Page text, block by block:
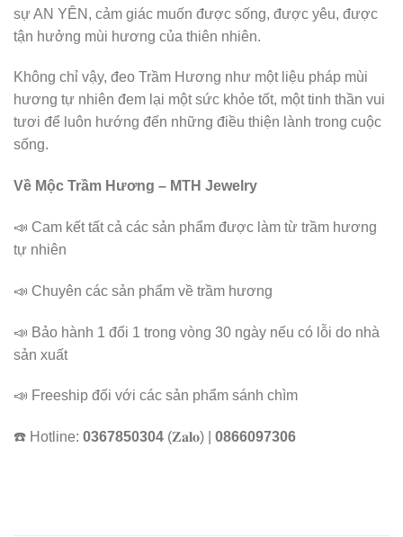
sự AN YÊN, cảm giác muốn được sống, được yêu, được
tận hưởng mùi hương của thiên nhiên.
Không chỉ vậy, đeo Trầm Hương như một liệu pháp mùi
hương tự nhiên đem lại một sức khỏe tốt, một tinh thần vui
tươi để luôn hướng đến những điều thiện lành trong cuộc
sống.
Về Mộc Trầm Hương – MTH Jewelry
📣 Cam kết tất cả các sản phẩm được làm từ trầm hương
tự nhiên
📣 Chuyên các sản phẩm về trầm hương
📣 Bảo hành 1 đổi 1 trong vòng 30 ngày nếu có lỗi do nhà
sản xuất
📣 Freeship đối với các sản phẩm sánh chìm
☎️ Hotline: 0367850304 (𝐙𝐚𝐥𝐨) | 0866097306